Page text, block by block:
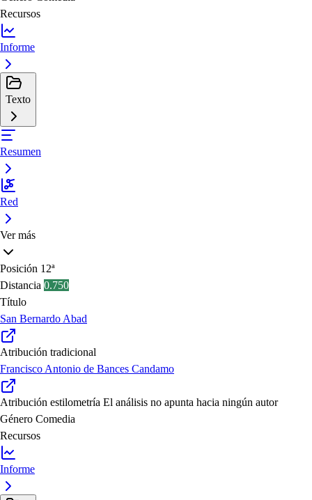
Recursos
Informe
Texto
Resumen
Red
Ver más
Posición 12ª
Distancia 0.750
Título
San Bernardo Abad
Atribución tradicional
Francisco Antonio de Bances Candamo
Atribución estilometría El análisis no apunta hacia ningún autor
Género Comedia
Recursos
Informe